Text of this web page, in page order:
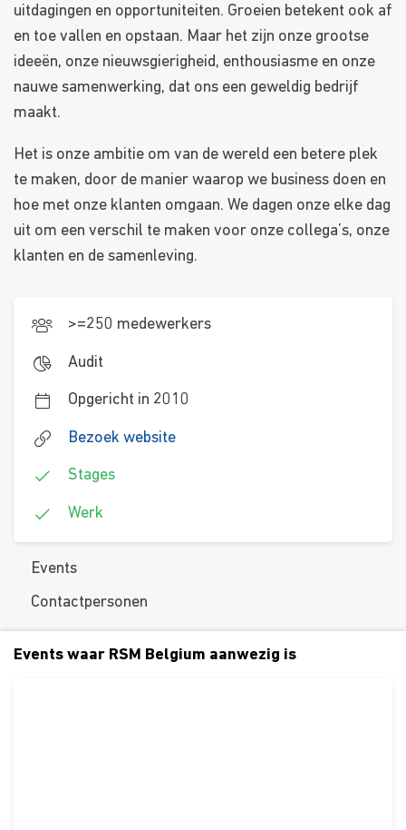
uitdagingen en opportuniteiten. Groeien betekent ook af
en toe vallen en opstaan. Maar het zijn onze grootse
ideeën, onze nieuwsgierigheid, enthousiasme en onze
nauwe samenwerking, dat ons een geweldig bedrijf
maakt.
Het is onze ambitie om van de wereld een betere plek
te maken, door de manier waarop we business doen en
hoe met onze klanten omgaan. We dagen onze elke dag
uit om een verschil te maken voor onze collega’s, onze
klanten en de samenleving.
>=250 medewerkers
Audit
Opgericht in 2010
Bezoek website
Stages
Werk
Events
Contactpersonen
Events waar RSM Belgium aanwezig is